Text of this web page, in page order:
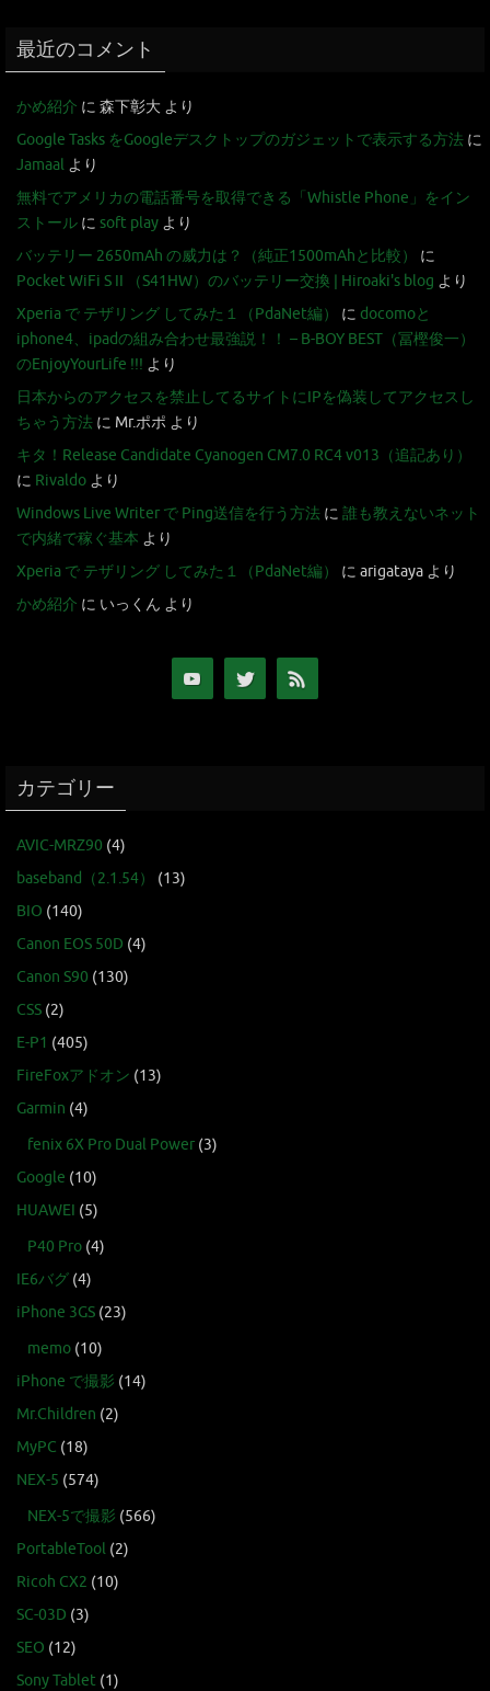
最近のコメント
かめ紹介 に 森下彰大 より
Google Tasks をGoogleデスクトップのガジェットで表示する方法 に
Jamaal より
無料でアメリカの電話番号を取得できる「Whistle Phone」をイン
ストール に soft play より
バッテリー 2650mAh の威力は？（純正1500mAhと比較）
に
Pocket WiFi S II （S41HW）のバッテリー交換 | Hiroaki's blog より
Xperia で テザリング してみた１（PdaNet編）
に docomoと
iphone4、ipadの組み合わせ最強説！！ – B-BOY BEST（冨樫俊一）
のEnjoyYourLife !!! より
日本からのアクセスを禁止してるサイトにIPを偽装してアクセスし
ちゃう方法 に Mr.ポポ より
キタ！Release Candidate Cyanogen CM7.0 RC4 v013（追記あり）
に Rivaldo より
Windows Live Writer で Ping送信を行う方法 に 誰も教えないネット
で内緒で稼ぐ基本 より
Xperia で テザリング してみた１（PdaNet編）
に arigataya より
かめ紹介 に いっくん より
カテゴリー
AVIC-MRZ90 (4)
baseband（2.1.54）
(13)
BIO (140)
Canon EOS 50D (4)
Canon S90 (130)
CSS (2)
E-P1 (405)
FireFoxアドオン (13)
Garmin (4)
fenix 6X Pro Dual Power (3)
Google (10)
HUAWEI (5)
P40 Pro (4)
IE6バグ (4)
iPhone 3GS (23)
memo (10)
iPhone で撮影 (14)
Mr.Children (2)
MyPC (18)
NEX-5 (574)
NEX-5で撮影 (566)
PortableTool (2)
Ricoh CX2 (10)
SC-03D (3)
SEO (12)
Sony Tablet (1)